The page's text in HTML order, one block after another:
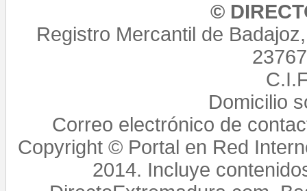
©
Registro Mercantil de
Domicilio
Correo electrónico de
Copyright © Portal en Red
2014. Incluye